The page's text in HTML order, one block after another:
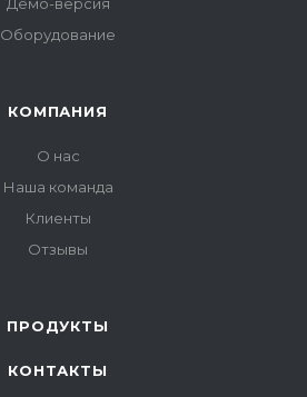
Оборудование
КОМПАНИЯ
О нас
Наша команда
Клиенты
Отзывы
ПРОДУКТЫ
КОНТАКТЫ